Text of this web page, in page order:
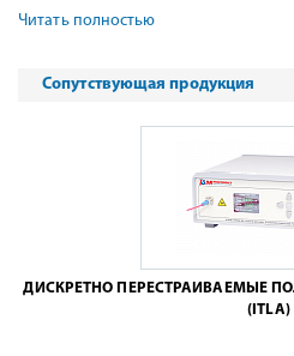
Читать полностью
Сопутствующая продукция
ДИСКРЕТНО ПЕРЕСТРАИВАЕМЫЕ
(ITLA)